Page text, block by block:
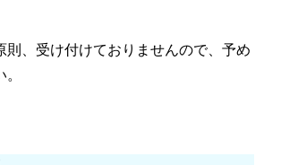
則、受け付けておりませんので、予め